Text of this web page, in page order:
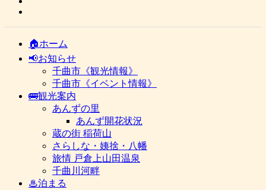
🏠ホーム
📢お知らせ
千曲市《観光情報》
千曲市《イベント情報》
🚌観光案内
あんずの里
あんず開花状況
蔵の街 稲荷山
さらしな・姨捨・八幡
旅情 戸倉上山田温泉
千曲川河畔
♨泊まる